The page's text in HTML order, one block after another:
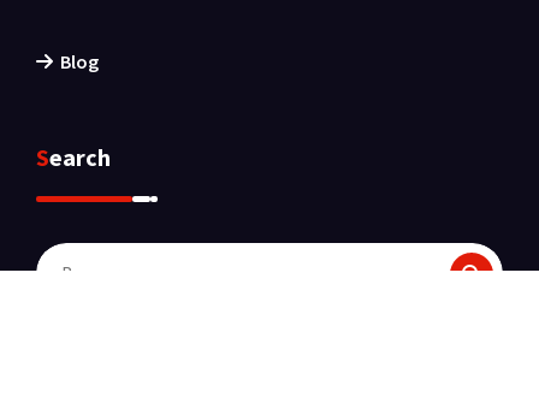
Blog
Search
Buscar: